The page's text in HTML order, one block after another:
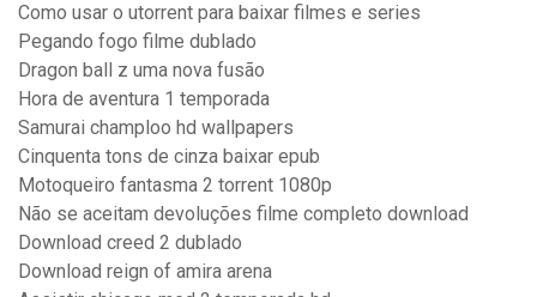
Como usar o utorrent para baixar filmes e series
Pegando fogo filme dublado
Dragon ball z uma nova fusão
Hora de aventura 1 temporada
Samurai champloo hd wallpapers
Cinquenta tons de cinza baixar epub
Motoqueiro fantasma 2 torrent 1080p
Não se aceitam devoluções filme completo download
Download creed 2 dublado
Download reign of amira arena